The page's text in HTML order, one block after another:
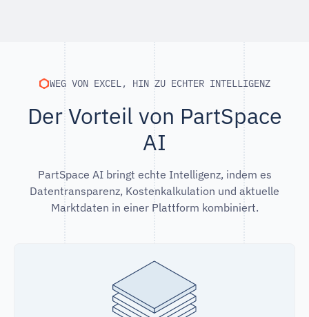
WEG VON EXCEL, HIN ZU ECHTER INTELLIGENZ
Der Vorteil von PartSpace
AI
PartSpace AI bringt echte Intelligenz, indem es
Datentransparenz, Kostenkalkulation und aktuelle
Marktdaten in einer Plattform kombiniert.